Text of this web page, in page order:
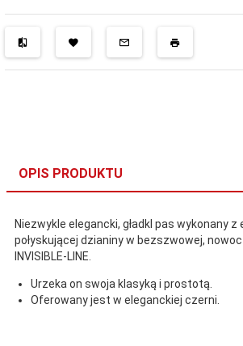
OPIS PRODUKTU
Niezwykle elegancki, gładkI pas wykonany
połyskującej dzianiny w bezszwowej,
INVISIBLE-LINE.
Urzeka on swoja klasyką i prostotą.
Oferowany jest w eleganckiej czerni.